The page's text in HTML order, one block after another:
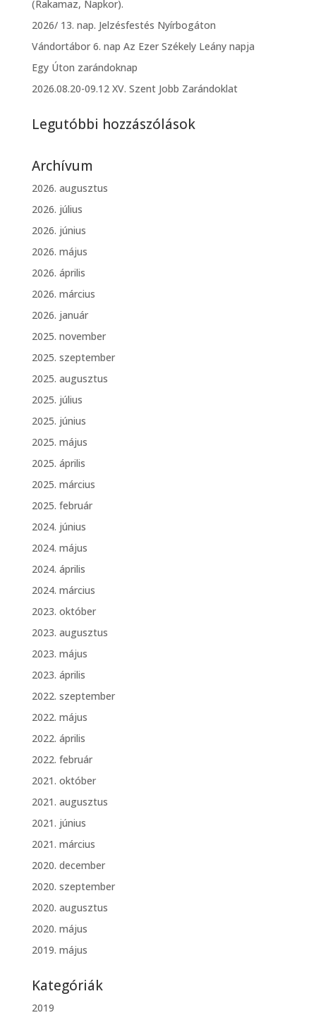
(Rakamaz, Napkor).
2026/ 13. nap. Jelzésfestés Nyírbogáton
Vándortábor 6. nap Az Ezer Székely Leány napja
Egy Úton zarándoknap
2026.08.20-09.12 XV. Szent Jobb Zarándoklat
Legutóbbi hozzászólások
Archívum
2026. augusztus
2026. július
2026. június
2026. május
2026. április
2026. március
2026. január
2025. november
2025. szeptember
2025. augusztus
2025. július
2025. június
2025. május
2025. április
2025. március
2025. február
2024. június
2024. május
2024. április
2024. március
2023. október
2023. augusztus
2023. május
2023. április
2022. szeptember
2022. május
2022. április
2022. február
2021. október
2021. augusztus
2021. június
2021. március
2020. december
2020. szeptember
2020. augusztus
2020. május
2019. május
Kategóriák
2019